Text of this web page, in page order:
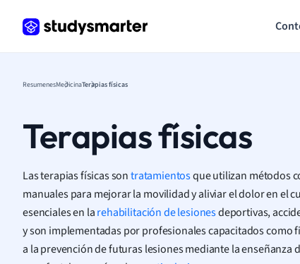
ResumenesMedicinaTerapias físicas
Terapias físicas
Las terapias físicas sontratamientosque utilizan métodos
manuales para mejorar la movilidad y aliviar el dolor en el
esenciales en larehabilitación de lesionesdeportivas,
y son implementadas por profesionales capacitados como
a la prevención de futuras lesiones mediante la enseñanza